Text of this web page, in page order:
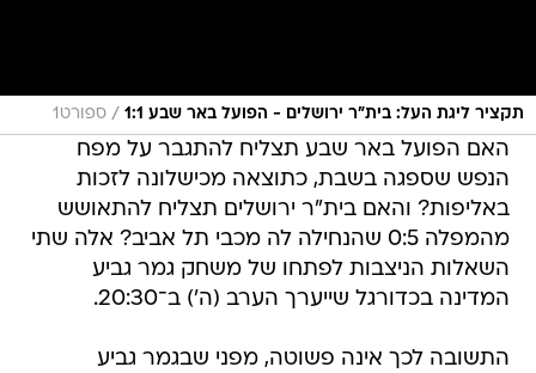
תקציר ליגת העל: בית"ר ירושלים - הפועל באר שבע 1:1 / ספורט1
האם הפועל באר שבע תצליח להתגבר על מפח
הנפש שספגה בשבת, כתוצאה מכישלונה לזכות
באליפות? והאם בית"ר ירושלים תצליח להתאושש
מהמפלה 0:5 שהנחילה לה מכבי תל אביב? אלה שתי
השאלות הניצבות לפתחו של משחק גמר גביע
המדינה בכדורגל שייערך הערב (ה') ב־20:30.
התשובה לכך אינה פשוטה, מפני שבגמר גביע